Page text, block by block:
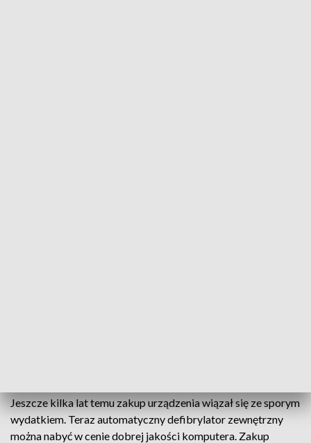
Jeszcze kilka lat temu zakup urządzenia wiązał się ze sporym
wydatkiem. Teraz automatyczny defibrylator zewnętrzny
można nabyć w cenie dobrej jakości komputera. Zakup